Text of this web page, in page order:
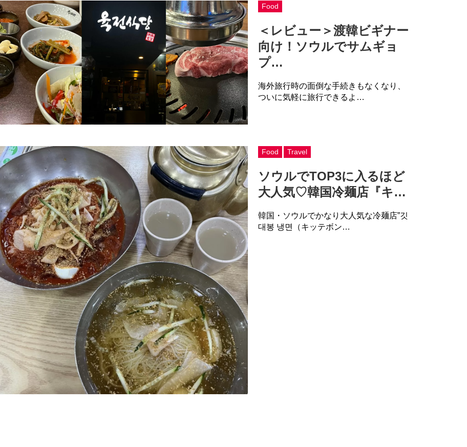
Food
＜レビュー＞渡韓ビギナー
向け！ソウルでサムギョ
プ…
海外旅行時の面倒な手続きもなくなり、
ついに気軽に旅行できるよ…
Food Travel
ソウルでTOP3に入るほど
大人気♡韓国冷麺店『キ…
韓国・ソウルでかなり大人気な冷麺店”깃
대봉 냉면（キッテボン…